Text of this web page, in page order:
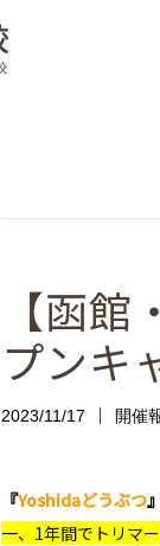
【函
プンキ
2023/11/17 開催
『Yoshidaどうぶつ』
一、1年間でトリマ